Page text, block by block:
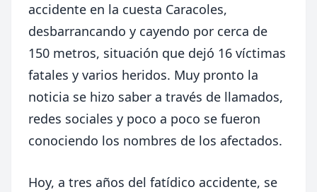
accidente en la cuesta Caracoles,
desbarrancando y cayendo por cerca de
150 metros, situación que dejó 16 víctimas
fatales y varios heridos. Muy pronto la
noticia se hizo saber a través de llamados,
redes sociales y poco a poco se fueron
conociendo los nombres de los afectados.
Hoy, a tres años del fatídico accidente, se